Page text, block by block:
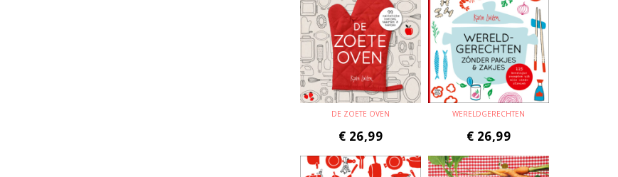
DE ZOETE OVEN
€ 26,99
WERELDGERECHTEN
€ 26,99